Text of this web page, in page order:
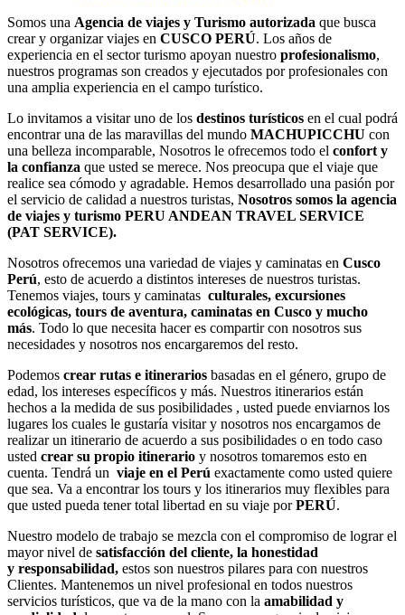
Somos una Agencia de viajes y Turismo autorizada que busca
crear y organizar viajes en CUSCO PERÚ. Los años de
experiencia en el sector turismo apoyan nuestro profesionalismo,
nuestros programas son creados y ejecutados por profesionales con
una amplia experiencia en el campo turístico.
Lo invitamos a visitar uno de los destinos turísticos en el cual podrá
encontrar una de las maravillas del mundo MACHUPICCHU con
una belleza incomparable, Nosotros le ofrecemos todo el confort y
la confianza que usted se merece. Nos preocupa que el viaje que
realice sea cómodo y agradable. Hemos desarrollado una pasión por
el servicio de calidad a nuestros turistas, Nosotros somos la agencia
de viajes y turismo PERU ANDEAN TRAVEL SERVICE
(PAT SERVICE).
Nosotros ofrecemos una variedad de viajes y caminatas en Cusco
Perú, esto de acuerdo a distintos intereses de nuestros turistas.
Tenemos viajes, tours y caminatas culturales, excursiones
ecológicas, tours de aventura, caminatas en Cusco y mucho
más. Todo lo que necesita hacer es compartir con nosotros sus
necesidades y nosotros nos encargaremos del resto.
Podemos crear rutas e itinerarios basadas en el género, grupo de
edad, los intereses específicos y más. Nuestros itinerarios están
hechos a la medida de sus posibilidades , usted puede enviarnos los
lugares los cuales le gustaría visitar y nosotros nos encargamos de
realizar un itinerario de acuerdo a sus posibilidades o en todo caso
usted crear su propio itinerario y nosotros tomaremos esto en
cuenta. Tendrá un viaje en el Perú exactamente como usted quiere
que sea. Va a encontrar los tours y los itinerarios muy flexibles para
que usted pueda tener total libertad en su viaje porPERÚ.
Nuestro modelo de trabajo se mezcla con el compromiso de lograr el
mayor nivel de satisfacción del cliente, la honestidad
y responsabilidad, estos son nuestros pilares para con nuestros
Clientes. Mantenemos un nivel profesional en todos nuestros
servicios turísticos, que va de la mano con la amabilidad y